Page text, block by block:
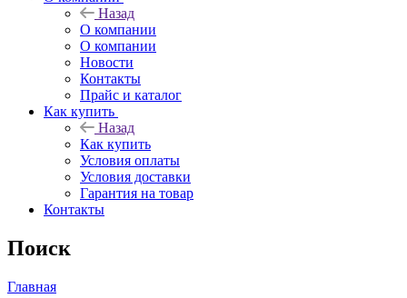
Назад
О компании
О компании
Новости
Контакты
Прайс и каталог
Как купить
Назад
Как купить
Условия оплаты
Условия доставки
Гарантия на товар
Контакты
Поиск
Главная